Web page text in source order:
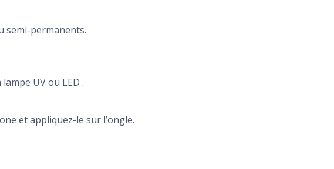
semi-permanents.
UV ou LED .
et appliquez-le sur l’ongle.